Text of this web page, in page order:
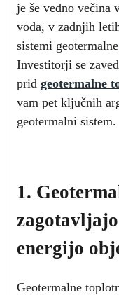
je še vedno večina
voda, v zadnjih
sistemi geotermalne
Investitorji se
prid geotermalne
vam pet ključnih
geotermalni sistem.
1.
energijo
Geotermalne